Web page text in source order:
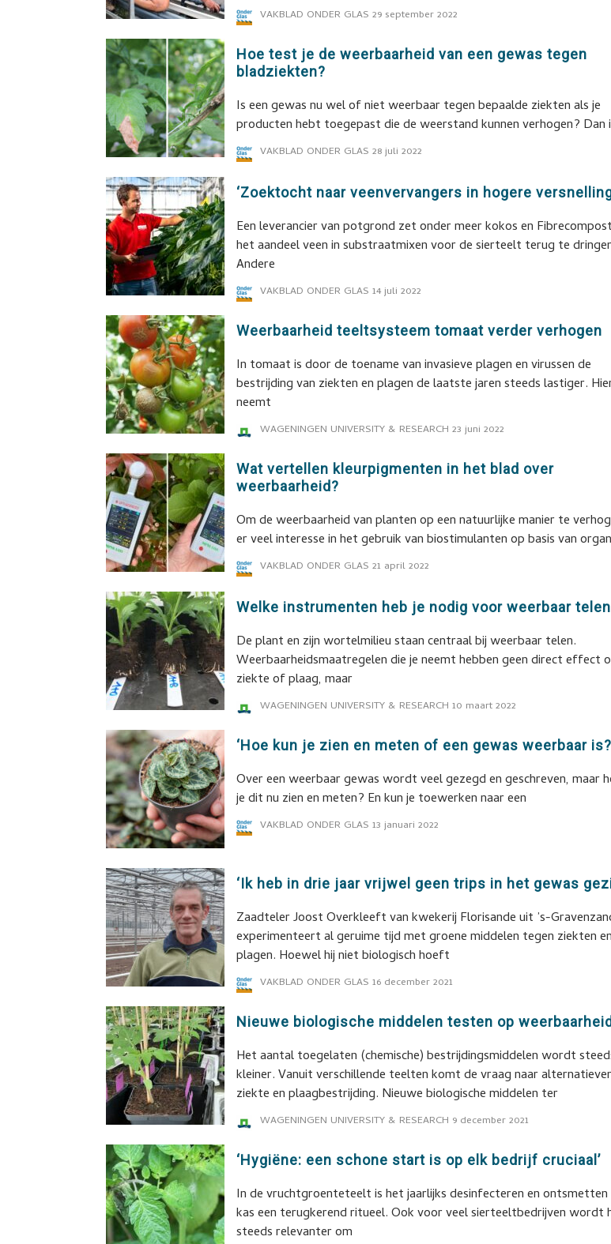
VAKBLAD ONDER GLAS 29 september 2022
Hoe test je de weerbaarheid van een gewas tegen
bladziekten?
Is een gewas nu wel of niet weerbaar tegen bepaalde ziekten als je
producten hebt toegepast die de weerstand kunnen verhogen? Dan
VAKBLAD ONDER GLAS 28 juli 2022
‘Zoektocht naar veenvervangers in hogere
Een leverancier van potgrond zet onder meer kokos en
het aandeel veen in substraatmixen voor de sierteelt terug te
Andere
VAKBLAD ONDER GLAS 14 juli 2022
Weerbaarheid teeltsysteem tomaat verder verhogen
In tomaat is door de toename van invasieve plagen en virussen de
bestrijding van ziekten en plagen de laatste jaren steeds lastiger.
neemt
WAGENINGEN UNIVERSITY & RESEARCH 23 juni 2022
Wat vertellen kleurpigmenten in het blad over
weerbaarheid?
Om de weerbaarheid van planten op een natuurlijke manier te
er veel interesse in het gebruik van biostimulanten op basis van
VAKBLAD ONDER GLAS 21 april 2022
Welke instrumenten heb je nodig voor weerbaar telen
De plant en zijn wortelmilieu staan centraal bij weerbaar telen.
Weerbaarheidsmaatregelen die je neemt hebben geen direct effect
ziekte of plaag, maar
WAGENINGEN UNIVERSITY & RESEARCH 10 maart 2022
‘Hoe kun je zien en meten of een gewas weerbaar
Over een weerbaar gewas wordt veel gezegd en geschreven, maar
je dit nu zien en meten? En kun je toewerken naar een
VAKBLAD ONDER GLAS 13 januari 2022
‘Ik heb in drie jaar vrijwel geen trips in het gewas
Zaadteler Joost Overkleeft van kwekerij Florisande uit ’s-
experimenteert al geruime tijd met groene middelen tegen ziekten en
plagen. Hoewel hij niet biologisch hoeft
VAKBLAD ONDER GLAS 16 december 2021
Nieuwe biologische middelen testen op
Het aantal toegelaten (chemische) bestrijdingsmiddelen wordt
kleiner. Vanuit verschillende teelten komt de vraag naar
ziekte en plaagbestrijding. Nieuwe biologische middelen ter
WAGENINGEN UNIVERSITY & RESEARCH 9 december 2021
‘Hygiëne: een schone start is op elk bedrijf cruciaal’
In de vruchtgroenteteelt is het jaarlijks desinfecteren en ontsmetten
kas een terugkerend ritueel. Ook voor veel sierteeltbedrijven wordt
steeds relevanter om